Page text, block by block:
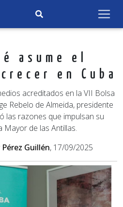
asume el
en Cuba
acreditados en la VII Bolsa
Rebelo de Almeida, presidente
las razones que impulsan su
Mayor de las Antillas.
Pérez Guillén, 17/09/2025